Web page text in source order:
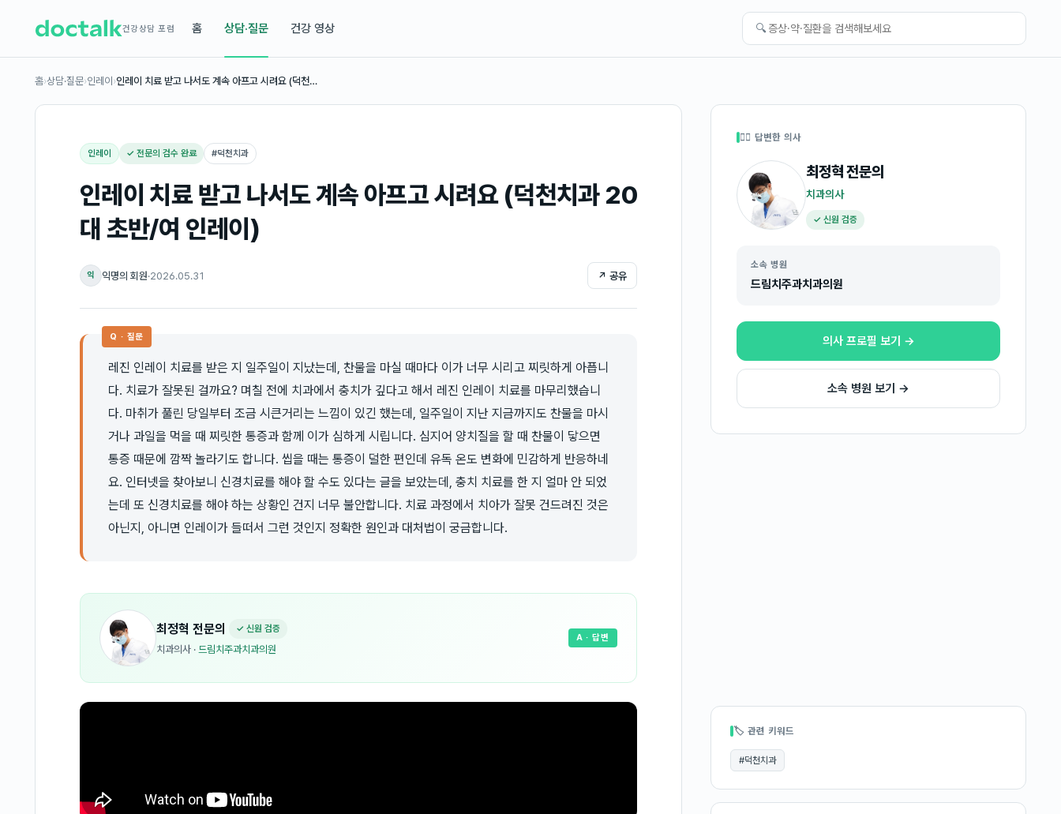
건강상담 포럼 홈 상담·질문 건강 영상 🔍
홈›상담·질문›인레이 ›인레이 치료 받고 나서도 계속 아프고 시려요 (덕천…
인레이 ✓ 전문의 검수 완료 #덕천치과
인레이 치료 받고 나서도 계속 아프고 시려요 (덕천치과 20
대 초반/여 인레이)
익 익명의 회원·2026.05.31 ↗ 공유
Q · 질문
레진 인레이 치료를 받은 지 일주일이 지났는데, 찬물을 마실 때마다 이가 너무 시리고 찌릿하게 아픕니
다. 치료가 잘못된 걸까요? 며칠 전에 치과에서 충치가 깊다고 해서 레진 인레이 치료를 마무리했습니
다. 마취가 풀린 당일부터 조금 시큰거리는 느낌이 있긴 했는데, 일주일이 지난 지금까지도 찬물을 마시
거나 과일을 먹을 때 찌릿한 통증과 함께 이가 심하게 시립니다. 심지어 양치질을 할 때 찬물이 닿으면
통증 때문에 깜짝 놀라기도 합니다. 씹을 때는 통증이 덜한 편인데 유독 온도 변화에 민감하게 반응하네
요. 인터넷을 찾아보니 신경치료를 해야 할 수도 있다는 글을 보았는데, 충치 치료를 한 지 얼마 안 되었
는데 또 신경치료를 해야 하는 상황인 건지 너무 불안합니다. 치료 과정에서 치아가 잘못 건드려진 것은
아닌지, 아니면 인레이가 들떠서 그런 것인지 정확한 원인과 대처법이 궁금합니다.
최정혁 전문의 ✓ 신원 검증
치과의사 · 드림치주과치과의원
A · 답변
👩‍⚕️ 답변한 의사
최정혁전문의
치과의사
✓ 신원 검증
소속 병원
드림치주과치과의원
의사 프로필 보기 →
소속 병원 보기 →
🏷 관련 키워드
#덕천치과